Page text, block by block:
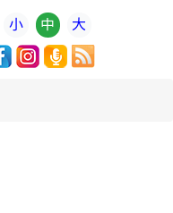
小 中 大